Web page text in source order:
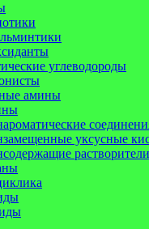
углеводороды
амины
уксусные
растворители